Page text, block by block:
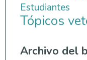
Tópicos
Archivo del